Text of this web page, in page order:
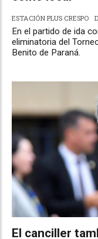
ESTACIÓN PLUS CRESPO
En el partido de ida
eliminatoria del
Benito de Paraná.
El canciller